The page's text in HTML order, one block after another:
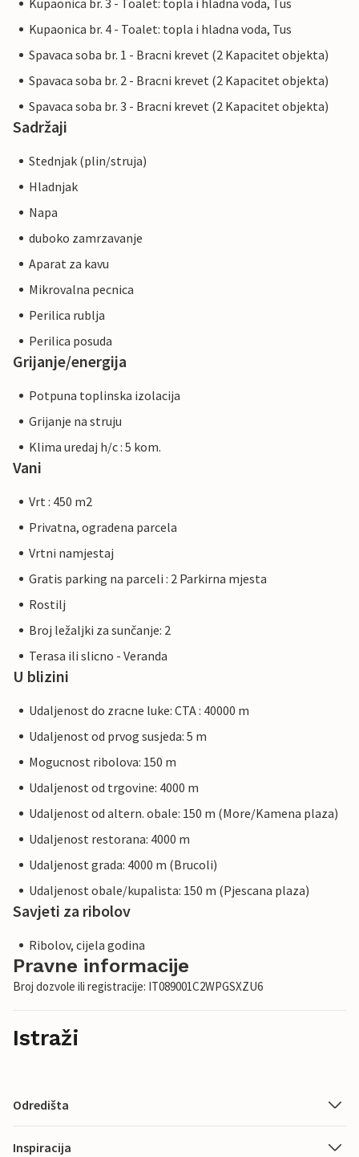
Kupaonica br. 3 - Toalet: topla i hladna voda, Tus
Kupaonica br. 4 - Toalet: topla i hladna voda, Tus
Spavaca soba br. 1 - Bracni krevet (2 Kapacitet objekta)
Spavaca soba br. 2 - Bracni krevet (2 Kapacitet objekta)
Spavaca soba br. 3 - Bracni krevet (2 Kapacitet objekta)
Sadržaji
Stednjak (plin/struja)
Hladnjak
Napa
duboko zamrzavanje
Aparat za kavu
Mikrovalna pecnica
Perilica rublja
Perilica posuda
Grijanje/energija
Potpuna toplinska izolacija
Grijanje na struju
Klima uredaj h/c : 5 kom.
Vani
Vrt : 450 m2
Privatna, ogradena parcela
Vrtni namjestaj
Gratis parking na parceli : 2 Parkirna mjesta
Rostilj
Broj ležaljki za sunčanje: 2
Terasa ili slicno - Veranda
U blizini
Udaljenost do zracne luke: CTA : 40000 m
Udaljenost od prvog susjeda: 5 m
Mogucnost ribolova: 150 m
Udaljenost od trgovine: 4000 m
Udaljenost od altern. obale: 150 m (More/Kamena plaza)
Udaljenost restorana: 4000 m
Udaljenost grada: 4000 m (Brucoli)
Udaljenost obale/kupalista: 150 m (Pjescana plaza)
Savjeti za ribolov
Ribolov, cijela godina
Pravne informacije
Broj dozvole ili registracije: IT089001C2WPGSXZU6
Istraži
Odredišta
Inspiracija